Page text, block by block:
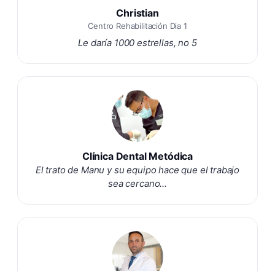
Christian
Centro Rehabilitación Dia 1
Le daría 1000 estrellas, no 5
Clínica Dental Metódica
El trato de Manu y su equipo hace que el trabajo
sea cercano...